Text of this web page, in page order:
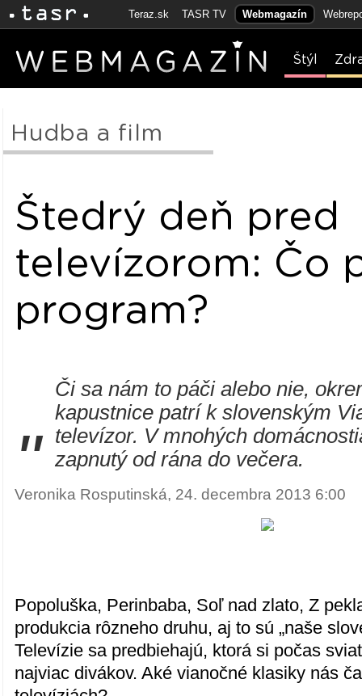
Teraz.sk TASR TV Webmagazín
Štýl
Hudba a film
Štedrý deň pred
televízorom: Čo
program?
"
Či sa nám to páči alebo nie,
kapustnice patrí k slovenským
televízor. V mnohých
zapnutý od rána do večera.
Veronika Rosputinská, 24. decembra 2013 6:00
Popoluška, Perinbaba, Soľ nad zlato, Z
produkcia rôzneho druhu, aj to sú „naše
Televízie sa predbiehajú, ktorá si počas
najviac divákov. Aké vianočné klasiky nás